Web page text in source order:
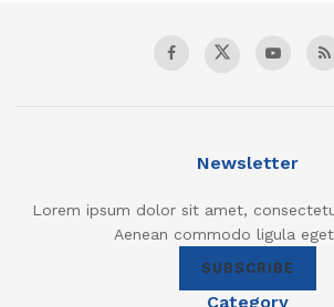
Newsletter
Lorem ipsum dolor sit amet,
Aenean commodo ligula
SUBSCRIBE
Category